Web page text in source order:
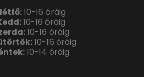
10-16 óráig
10-16 óráig
10-16 óráig
10-16 óráig
10-14 óráig